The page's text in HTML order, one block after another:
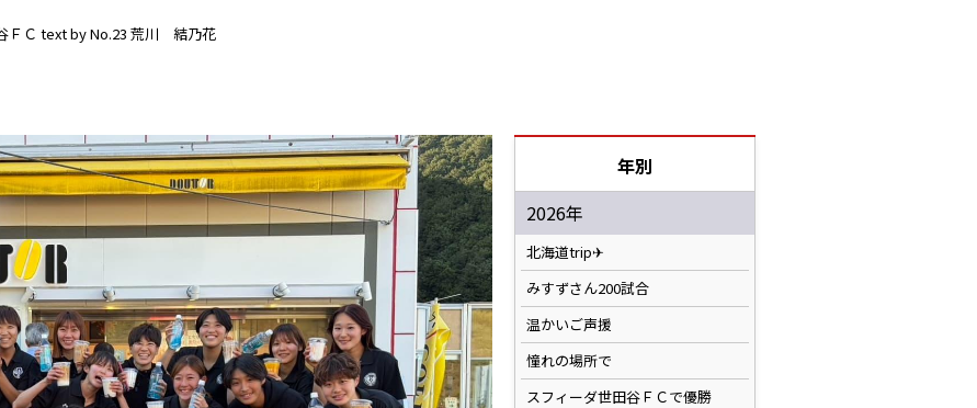
ＦＣ text by No.23 荒川 結乃花
年別
2026年
北海道trip✈
みすずさん200試合
温かいご声援
憧れの場所で
スフィーダ世田谷ＦＣで優勝